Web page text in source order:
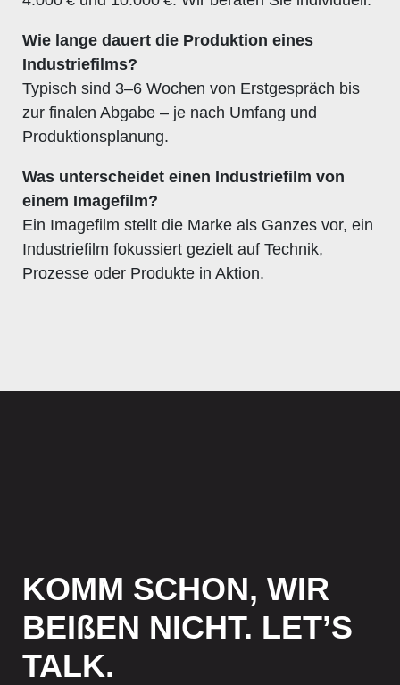
Wie lange dauert die Produktion eines
Industriefilms?
Typisch sind 3–6 Wochen von Erstgespräch bis
zur finalen Abgabe – je nach Umfang und
Produktionsplanung.
Was unterscheidet einen Industriefilm von
einem Imagefilm?
Ein Imagefilm stellt die Marke als Ganzes vor, ein
Industriefilm fokussiert gezielt auf Technik,
Prozesse oder Produkte in Aktion.
KOMM SCHON, WIR
BEIßEN NICHT. LET’S
TALK.